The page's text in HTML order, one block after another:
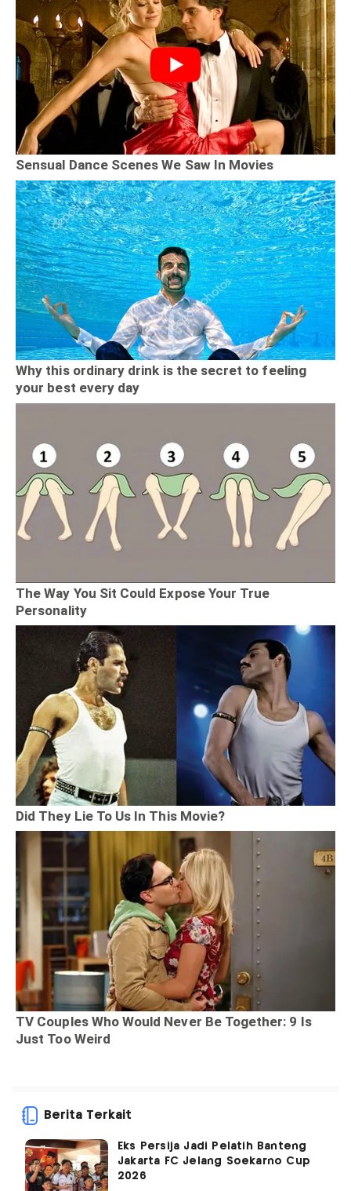
Berita Terkait
Eks Persija Jadi Pelatih Banteng
Jakarta FC Jelang Soekarno Cup
2026